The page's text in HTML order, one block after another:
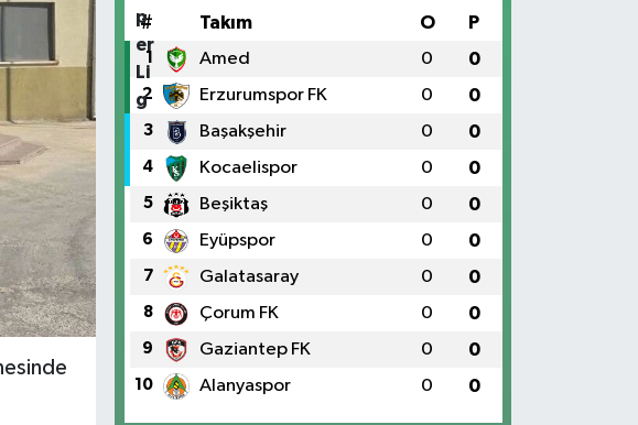
# Takım O P
1 Amed 0 0
2 Erzurumspor FK 0 0
3 Başakşehir 0 0
4 Kocaelispor 0 0
5 Beşiktaş 0 0
6 Eyüpspor 0 0
7 Galatasaray 0 0
8 Çorum FK 0 0
9 Gaziantep FK 0 0
10 Alanyaspor 0 0